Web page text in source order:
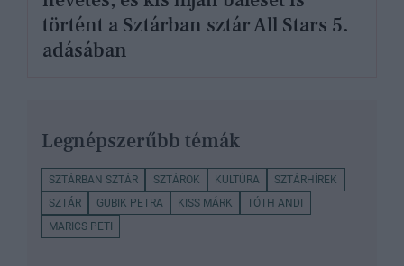
történt a Sztárban sztár All Stars 5.
adásában
Legnépszerűbb témák
SZTÁRBAN SZTÁR SZTÁROK KULTÚRA
SZTÁRHÍREK
SZTÁR
GUBIK PETRA KISS MÁRK
TÓTH ANDI
MARICS PETI